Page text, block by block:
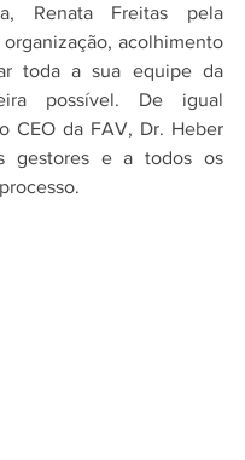
Renata Freitas pela
acolhimento
toda a sua equipe da
possível. De igual
CEO da FAV, Dr. Heber
gestores e a todos os